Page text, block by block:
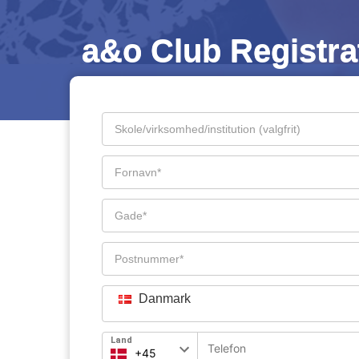
a&o Club
Danmark
Land